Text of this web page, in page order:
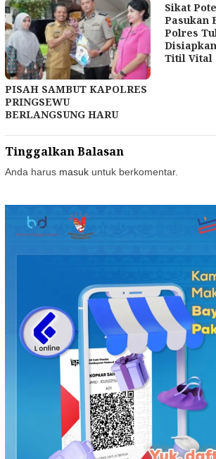
PISAH SAMBUT KAPOLRES
PRINGSEWU
BERLANGSUNG HARU
Sikat
Pasukan
Polres
Titil Vital
Tinggalkan Balasan
Anda harus masuk untuk berkomentar.